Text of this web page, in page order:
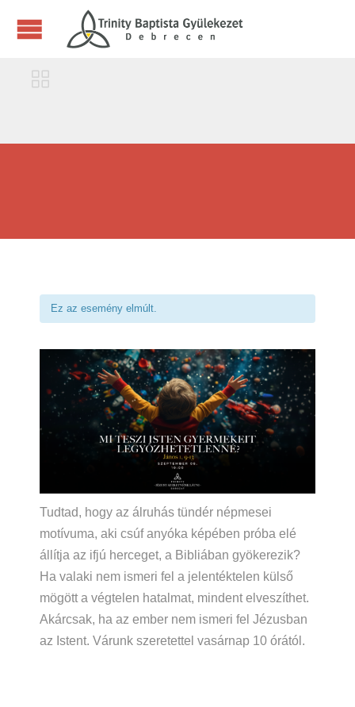

Ez az esemény elmúlt.
Tudtad, hogy az álruhás tündér népmesei
motívuma, aki csúf anyóka képében próba elé
állítja az ifjú herceget, a Bibliában gyökerezik?
Ha valaki nem ismeri fel a jelentéktelen külső
mögött a végtelen hatalmat, mindent elveszíthet.
Akárcsak, ha az ember nem ismeri fel Jézusban
az Istent. Várunk szeretettel vasárnap 10 órától.